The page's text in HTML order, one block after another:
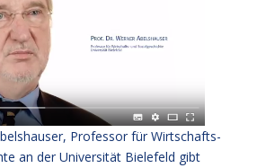
Professor für Wirtschafts-
an der Universität Bielefeld gibt